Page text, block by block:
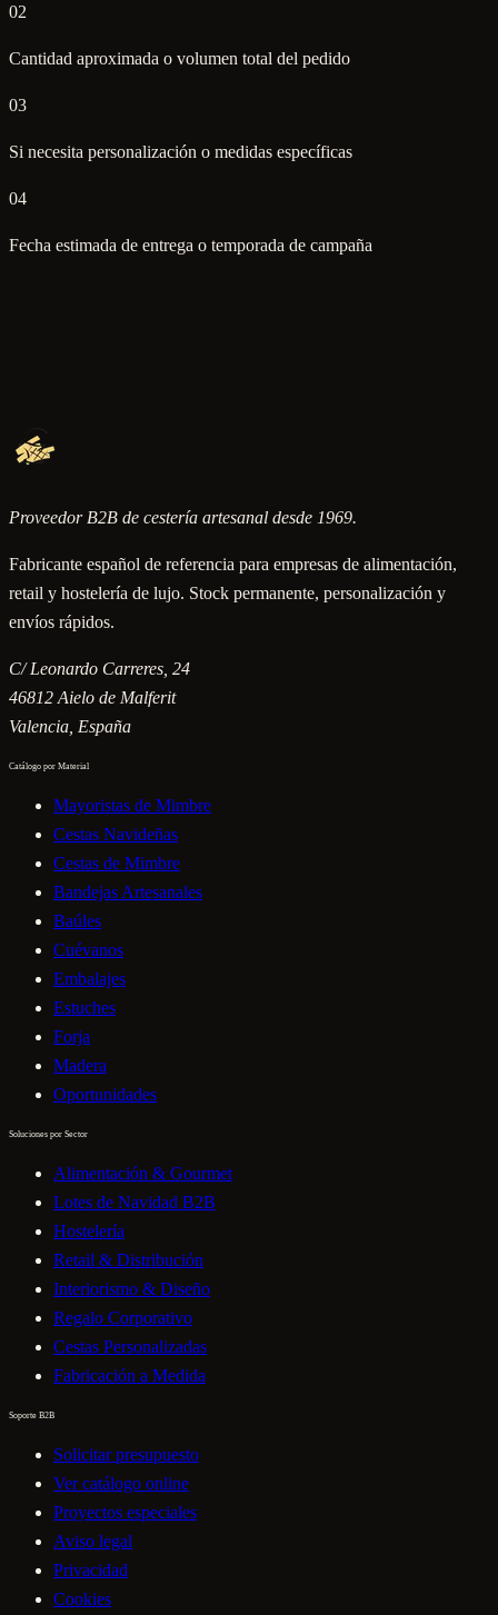
02
Cantidad aproximada o volumen total del pedido
03
Si necesita personalización o medidas específicas
04
Fecha estimada de entrega o temporada de campaña
Proveedor B2B de cestería artesanal desde 1969.
Fabricante español de referencia para empresas de alimentación,
retail y hostelería de lujo. Stock permanente, personalización y
envíos rápidos.
C/ Leonardo Carreres, 24
46812 Aielo de Malferit
Valencia , España
Catálogo por Material
Mayoristas de Mimbre
Cestas Navideñas
Cestas de Mimbre
Bandejas Artesanales
Baúles
Cuévanos
Embalajes
Estuches
Forja
Madera
Oportunidades
Soluciones por Sector
Alimentación & Gourmet
Lotes de Navidad B2B
Hostelería
Retail & Distribución
Interiorismo & Diseño
Regalo Corporativo
Cestas Personalizadas
Fabricación a Medida
Soporte B2B
Solicitar presupuesto
Ver catálogo online
Proyectos especiales
Aviso legal
Privacidad
Cookies